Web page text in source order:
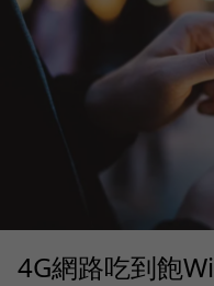
4G網路吃到飽